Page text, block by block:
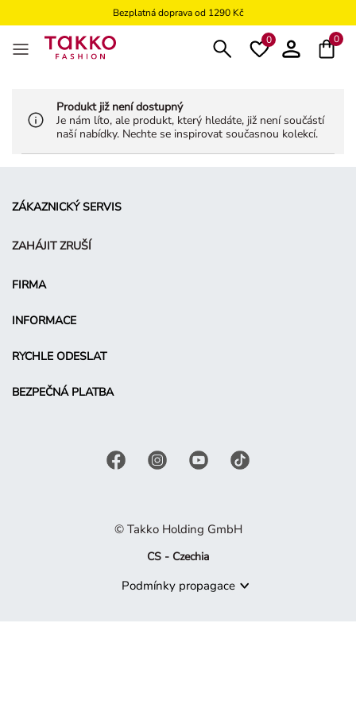
Bezplatná doprava od 1290 Kč
Bezplatné vrácení na kamennou prodejnu0 0
Produkt již není dostupný
Je nám líto, ale produkt, který hledáte, již není součástí
naší nabídky. Nechte se inspirovat současnou kolekcí.
ZÁKAZNICKÝ SERVIS
ZAHÁJIT ZRUŠÍ
FIRMA
INFORMACE
RYCHLE ODESLAT
BEZPEČNÁ PLATBA
© Takko Holding GmbH
CS - Czechia
Podmínky propagace